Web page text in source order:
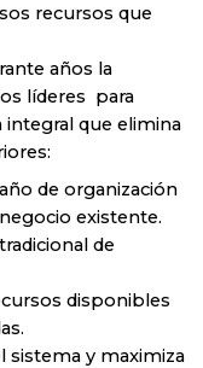
recursos que
años la
líderes para
que elimina
de organización
existente.
de
disponibles
sistema y maximiza